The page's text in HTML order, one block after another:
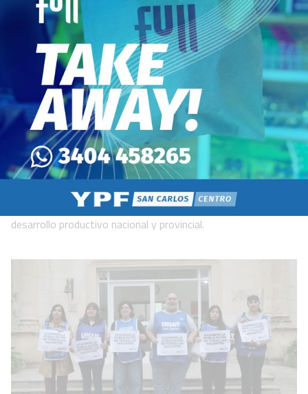
“El trabajo que tenemos por delante
es diversificar la economía
argentina”
Política
07 de agosto de 2026
Así lo expresó el economista Martín Rapetti en la jornada
organizada por la presidenta de la Cámara de Diputados, Clara
García, y el diputado Mariano Cuvertino, para analizar el
desarrollo productivo nacional y provincial.